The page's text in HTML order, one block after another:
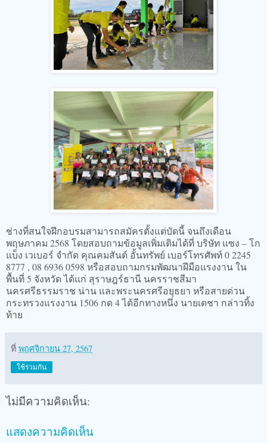
ช่างที่สนใจฝึกอบรมสามารถสมัครตั้งแต่บัดนี้ จนถึงเดือน
พฤษภาคม 2568 โดยสอบถามข้อมูลเพิ่มเติมได้ที่ บริษัท แซง – โก
แบ็ง เวเบอร์ จำกัด คุณคมสันต์ อั้นทรัพย์ เบอร์โทรศัพท์ 0 2245
8777 , 08 6936 0598 หรือสอบถามกรมพัฒนาฝีมือแรงงาน ใน
พื้นที่ 5 จังหวัด ได้แก่ สุราษฎร์ธานี นครราชสีมา
นครศรีธรรมราช น่าน และพระนครศรีอยุธยา หรือสายด่วน
กระทรวงแรงงาน 1506 กด 4 ได้อีกทางหนึ่ง นายเดชา กล่าวทิ้ง
ท้าย
ที่ พฤศจิกายน 27, 2567
ใช้ร่วมกัน
ไม่มีความคิดเห็น:
แสดงความคิดเห็น